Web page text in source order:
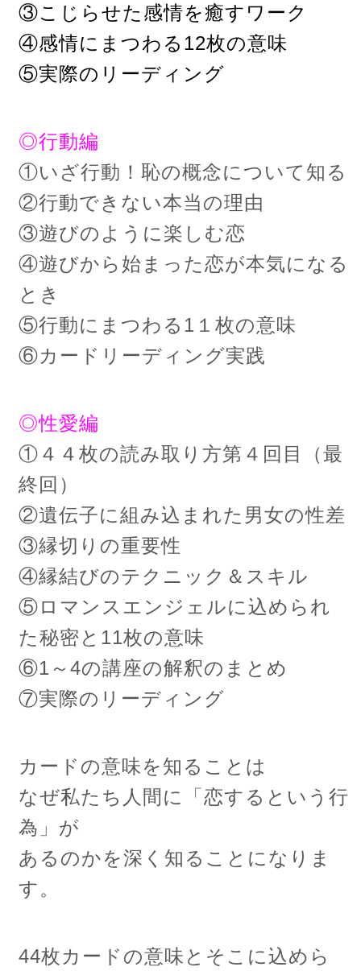
③こじらせた感情を癒すワーク
④感情にまつわる12枚の意味
⑤実際のリーディング
◎行動編
①いざ行動！恥の概念について知る
②行動できない本当の理由
③遊びのように楽しむ恋
④遊びから始まった恋が本気になる
とき
⑤行動にまつわる1１枚の意味
⑥カードリーディング実践
◎性愛編
①４４枚の読み取り方第４回目（最
終回）
②遺伝子に組み込まれた男女の性差
③縁切りの重要性
④縁結びのテクニック＆スキル
⑤ロマンスエンジェルに込められ
た秘密と11枚の意味
⑥1～4の講座の解釈のまとめ
⑦実際のリーディング
カードの意味を知ることは
なぜ私たち人間に「恋するという行
為」が
あるのかを深く知ることになりま
す。
44枚カードの意味とそこに込めら